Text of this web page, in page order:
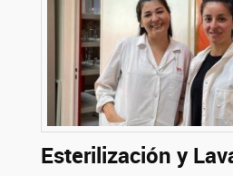
Esterilización y